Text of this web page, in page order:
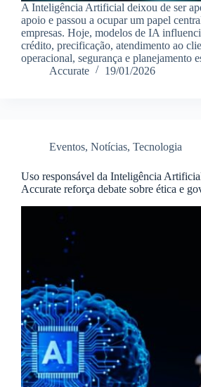
A Inteligência Artificial deixou de ser
apoio e passou a ocupar um papel
empresas. Hoje, modelos de IA
crédito, precificação, atendimento ao
operacional, segurança e planejamento
Accurate
19/01/2026
Eventos, Notícias, Tecnologia
Uso responsável da Inteligência
Accurate reforça debate sobre ética e